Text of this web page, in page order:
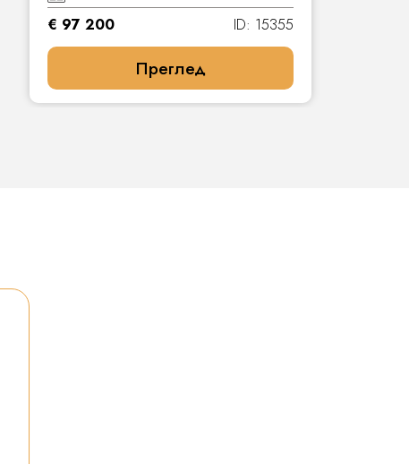
€ 97 200 ID: 15355
Преглед